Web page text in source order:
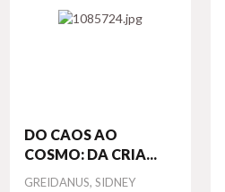
DO CAOS AO
COSMO: DA CRIA...
Autor
GREIDANUS, SIDNEY